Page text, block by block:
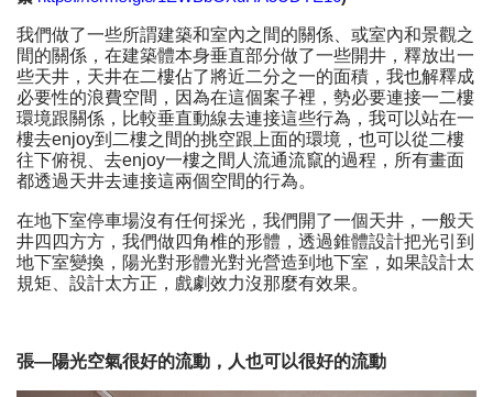
我們做了一些所謂建築和室內之間的關係、或室內和景觀之
間的關係，在建築體本身垂直部分做了一些開井，釋放出一
些天井，天井在二樓佔了將近二分之一的面積，我也解釋成
必要性的浪費空間，因為在這個案子裡，勢必要連接一二樓
環境跟關係，比較垂直動線去連接這些行為，我可以站在一
樓去enjoy到二樓之間的挑空跟上面的環境，也可以從二樓
往下俯視、去enjoy一樓之間人流通流竄的過程，所有畫面
都透過天井去連接這兩個空間的行為。
在地下室停車場沒有任何採光，我們開了一個天井，一般天
井四四方方，我們做四角椎的形體，透過錐體設計把光引到
地下室變換，陽光對形體光對光營造到地下室，如果設計太
規矩、設計太方正，戲劇效力沒那麼有效果。
張—陽光空氣很好的流動，人也可以很好的流動